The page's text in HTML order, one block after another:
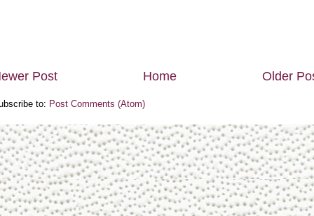
Post Older
Home
to: Post Comments (Atom)